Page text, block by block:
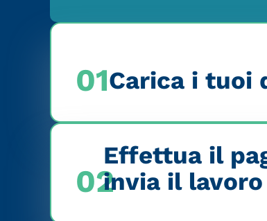
01Carica i tuoi
02
Effettua il
invia il lavoro